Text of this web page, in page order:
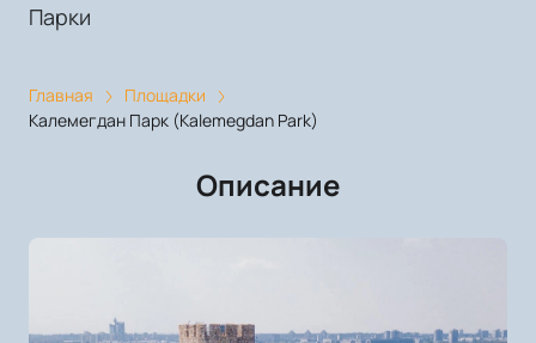
Парки
Главная
Площадки
Калемегдан Парк (Kalemegdan Park)
Описание